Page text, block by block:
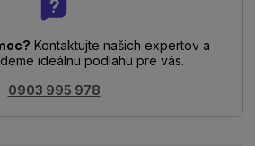
Kontaktujte našich expertov a
ideálnu podlahu pre vás.
0903 995 978